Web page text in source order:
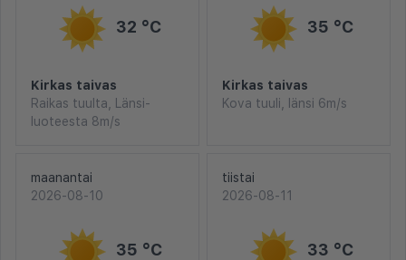
32 °C
Kirkas taivas
Raikas tuulta, Länsi-
luoteesta 8m/s
35 °C
Kirkas taivas
Kova tuuli, länsi 6m/s
maanantai
2026-08-10
35 °C
tiistai
2026-08-11
33 °C